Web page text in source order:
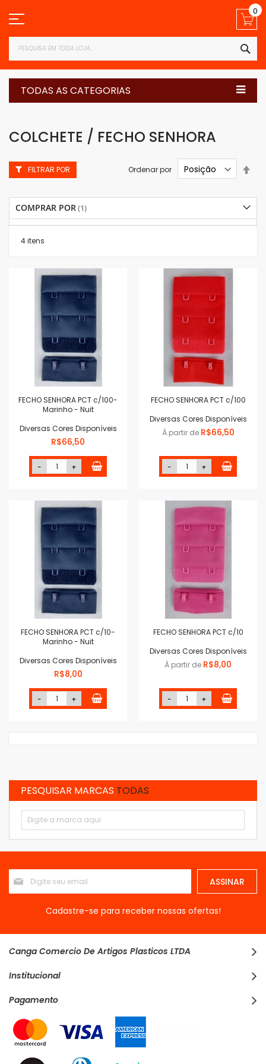
para
o
0
TODAS AS CATEGORIAS
COLCHETE / FECHO SENHORA
4itens
Ordenar por
FECHO SENHORA PCT c/100-
Marinho - Nuit
Diversas Cores Disponíveis
R$66,50
- +
FECHO SENHORA PCT c/100
Diversas Cores Disponíveis
À partir de R$66,50
- +
FECHO SENHORA PCT c/10-
Marinho - Nuit
Diversas Cores Disponíveis
R$8,00
- +
FECHO SENHORA PCT c/10
Diversas Cores Disponíveis
À partir de R$8,00
- +
FILTRAR POR
COMPRAR POR
PESQUISAR MARCAS TODAS
Inscreva-
se
na
Newsletter:
ASSINAR
Cadastre-se para receber nossas ofertas!
Canga Comercio De Artigos Plasticos LTDA
Institucional
Pagamento